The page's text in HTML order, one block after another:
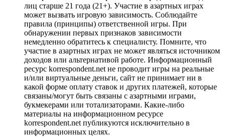
лиц старше 21 года (21+). Участие в азартных играх
может вызвать игровую зависимость. Соблюдайте
правила (принципы) ответственной игры. При
обнаружении первых признаков зависимости
немедленно обратитесь к специалисту. Помните, что
участие в азартных играх не может являться источником
доходов или альтернативой работе. Информационный
ресурс korrespondent.net не проводит игры на реальные
и/или виртуальные деньги, сайт не принимает ни в
какой форме оплату ставок и других платежей, которые
связаны/могут быть связаны с азартными играми,
букмекерами или тотализаторами. Какие-либо
материалы на информационном ресурсе
korrespondent.net публикуются исключительно в
информационных целях.